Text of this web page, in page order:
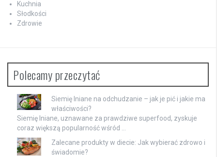
Kuchnia
Słodkości
Zdrowie
Polecamy przeczytać
Siemię lniane na odchudzanie – jak je pić i jakie ma
właściwości?
Siemię lniane, uznawane za prawdziwe superfood, zyskuje
coraz większą popularność wśród …
Zalecane produkty w diecie: Jak wybierać zdrowo i
świadomie?